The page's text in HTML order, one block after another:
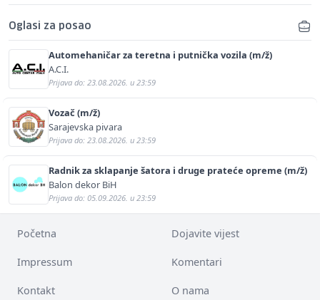
Oglasi za posao
Automehaničar za teretna i putnička vozila (m/ž)
A.C.I.
Prijava do: 23.08.2026. u 23:59
Vozač (m/ž)
Sarajevska pivara
Prijava do: 23.08.2026. u 23:59
Radnik za sklapanje šatora i druge prateće opreme (m/ž)
Balon dekor BiH
Prijava do: 05.09.2026. u 23:59
Početna Dojavite vijest
Impressum Komentari
Kontakt O nama